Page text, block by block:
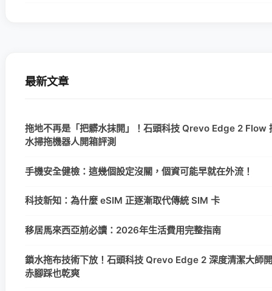
最新文章
拖地不再是「把髒水抹開」！石頭科技 Qrevo Edge 2 Flow
水掃拖機器人開箱評測
手機安全健檢：這幾個設定沒關，個資可能早就在外流！
科技新知：為什麼 eSIM 正逐漸取代傳統 SIM 卡
移居馬來西亞前必讀：2026年生活費用完整指南
鎖水拖布技術下放！石頭科技 Qrevo Edge 2 深度清潔大師
赤腳踩也乾爽